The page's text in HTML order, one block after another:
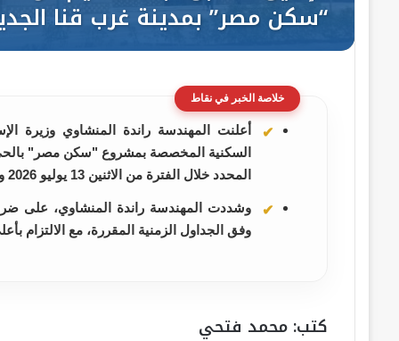
خلاصة الخبر في نقاط
أعلنت المهندسة راندة المنشاوي وزيرة
السكنية المخصصة بمشروع "سكن مصر" بالحي
المحدد خلال الفترة من الاثنين 13 يوليو 2026 وحتى الثلاثاء 28 يوليو 2026
وشددت المهندسة راندة المنشاوي، على
وفق الجداول الزمنية المقررة، مع الالتزام
كتب: محمد فتحي